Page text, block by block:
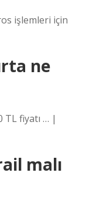
işlemleri için
ne
TL fiyatı … |
malı